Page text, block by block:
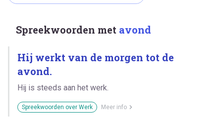
Spreekwoorden met avond
Hij werkt van de morgen tot de
avond.
Hij is steeds aan het werk.
Spreekwoorden over Werk Meer info